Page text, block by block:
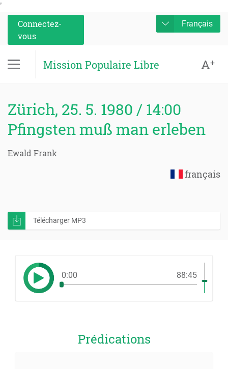
'
Connectez-
vous
Français
Mission Populaire Libre A+
Zürich, 25. 5. 1980 / 14:00
Pfingsten muß man erleben
Ewald Frank
français
Télécharger MP3
0:00 88:45
Prédications